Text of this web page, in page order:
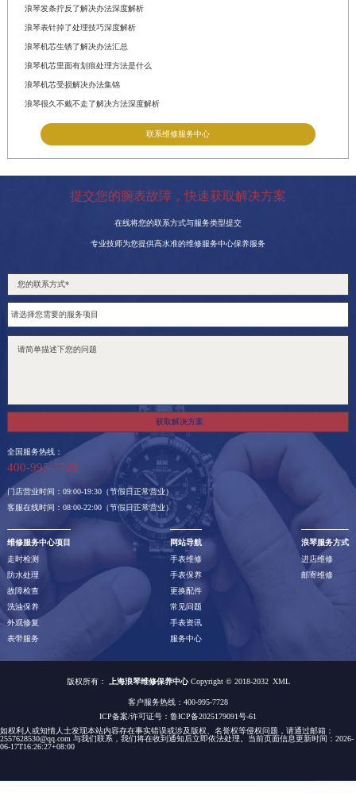
浪琴发条拧反了解决办法深度解析
浪琴表针掉了处理技巧深度解析
浪琴机芯生锈了解决办法汇总
浪琴机芯里面有划痕处理方法是什么
浪琴机芯受损解决办法集锦
浪琴很久不戴不走了解决方法深度解析
联系维修服务中心
提交您的腕表故障，快速获取解决方案
在线将您的联系方式与服务类型提交
专业技师为您提供高水准的维修服务中心保养服务
获取解决方案
全国服务热线：
400-995-7728
门店营业时间：09:00-19:30（节假日正常营业）
客服在线时间：08:00-22:00（节假日正常营业）
维修服务中心项目
走时检测
防水处理
故障检查
洗油保养
外观修复
表带服务
网站导航
手表维修
手表保养
更换配件
常见问题
手表资讯
服务中心
浪琴服务方式
进店维修
邮寄维修
版权所有： 上海浪琴维修保养中心Copyright © 2018-2032 XML
客户服务热线：400-995-7728
ICP备案/许可证号： 鲁ICP备2025179091号-61
如权利人或知情人士发现本站内容存在事实错误或涉及版权、名誉权等侵权问题，请通过邮箱：
2557628530@qq.com 与我们联系，我们将在收到通知后立即依法处理。当前页面信息更新时间：2026-
06-17T16:26:27+08:00